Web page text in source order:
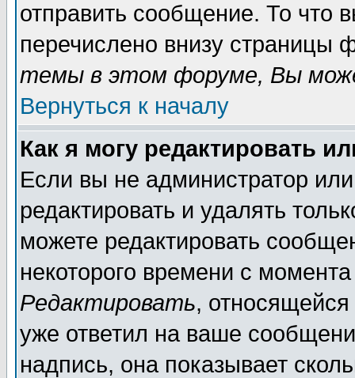
отправить сообщение. То что
перечислено внизу страницы
темы в этом форуме, Вы
Вернуться к началу
Как я могу редактировать
Если вы не администратор
редактировать и удалять
можете редактировать
некоторого времени с
Редактировать,
уже ответил на ваше
надпись, она показывает